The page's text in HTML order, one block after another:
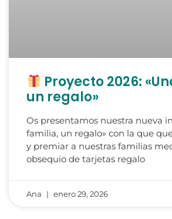
Proyecto 2026:
un regalo»
Os presentamos nuestra nueva
familia, un regalo» con la que
y premiar a nuestras familias
obsequio de tarjetas regalo
Ana enero 29, 2026